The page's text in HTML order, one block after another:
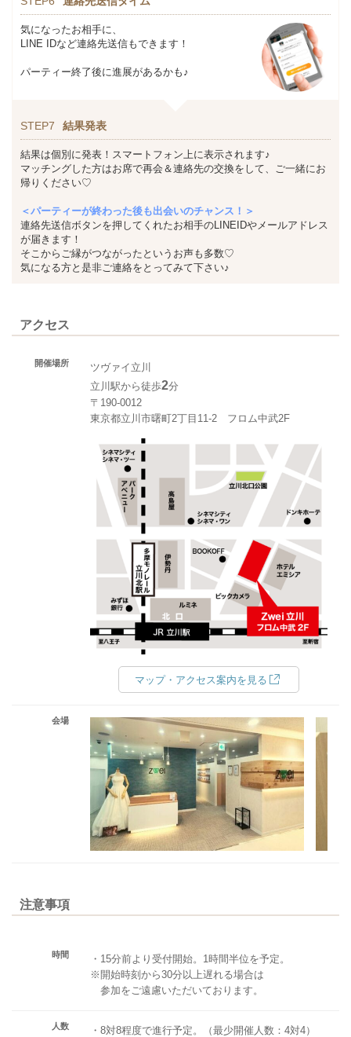
気になったお相手に、
LINE IDなど連絡先送信もできます！
パーティー終了後に進展があるかも♪
STEP7 結果発表
結果は個別に発表！スマートフォン上に表示されます♪
マッチングした方はお席で再会＆連絡先の交換をして、ご一緒にお
帰りください♡
＜パーティーが終わった後も出会いのチャンス！＞
連絡先送信ボタンを押してくれたお相手のLINEIDやメールアドレス
が届きます！
そこからご縁がつながったというお声も多数♡
気になる方と是非ご連絡をとってみて下さい♪
アクセス
開催場所
ツヴァイ立川
立川駅から徒歩2分
〒190-0012
東京都立川市曙町2丁目11-2 フロム中武2F
マップ・アクセス案内を見る
会場
注意事項
時間
・15分前より受付開始。1時間半位を予定。
※開始時刻から30分以上遅れる場合は
参加をご遠慮いただいております。
人数
・8対8程度で進行予定。（最少開催人数：4対4）